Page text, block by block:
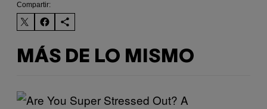
Compartir:
MÁS DE LO MISMO